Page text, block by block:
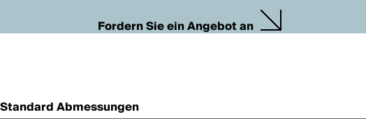
Fordern Sie ein Angebot an
Standard Abmessungen